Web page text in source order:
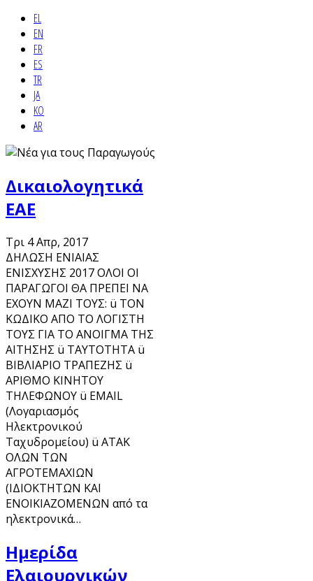
EL
EN
FR
ES
TR
JA
KO
AR
Δικαιολογητικά
ΕΑΕ
Τρι 4 Απρ, 2017
ΔΗΛΩΣΗ ΕΝΙΑΙΑΣ
ΕΝΙΣΧΥΣΗΣ 2017 ΟΛΟΙ ΟΙ
ΠΑΡΑΓΩΓΟΙ ΘΑ ΠΡΕΠΕΙ ΝΑ
ΕΧΟΥΝ ΜΑΖΙ ΤΟΥΣ: ü ΤΟΝ
ΚΩΔΙΚΟ ΑΠΟ ΤΟ ΛΟΓΙΣΤΗ
ΤΟΥΣ ΓΙΑ ΤΟ ΑΝΟΙΓΜΑ ΤΗΣ
ΑΙΤΗΣΗΣ ü ΤΑΥΤΟΤΗΤΑ ü
ΒΙΒΛΙΑΡΙΟ ΤΡΑΠΕΖΗΣ ü
ΑΡΙΘΜΟ ΚΙΝΗΤΟΥ
ΤΗΛΕΦΩΝΟΥ ü EMAIL
(Λογαριασμός
Ηλεκτρονικού
Ταχυδρομείου) ü ΑΤΑΚ
ΟΛΩΝ ΤΩΝ
ΑΓΡΟΤΕΜΑΧΙΩΝ
(ΙΔΙΟΚΤΗΤΩΝ ΚΑΙ
ΕΝΟΙΚΙΑΖΟΜΕΝΩΝ από τα
ηλεκτρονικά…
Ημερίδα
Ελαιουργικών